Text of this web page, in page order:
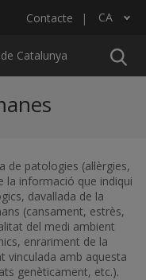
Contacte CA
Llista les accions addicionals
Catalunya
patologies (al·lèrgies,
la informació que indiqui
davallada de la
(cansament, estrès,
del medi ambient
enrariment de la
vinculada amb aquesta
genèticament, etc.).